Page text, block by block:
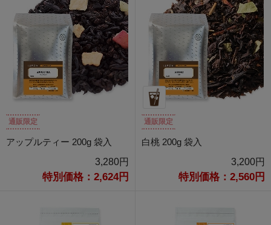
通販限定
アップルティー 200g 袋入
3,280円
特別価格：2,624円
通販限定
白桃 200g 袋入
3,200円
特別価格：2,560円